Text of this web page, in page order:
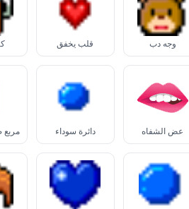
وجه دب قلب يخفق
عض الشفاه دائرة سوداء